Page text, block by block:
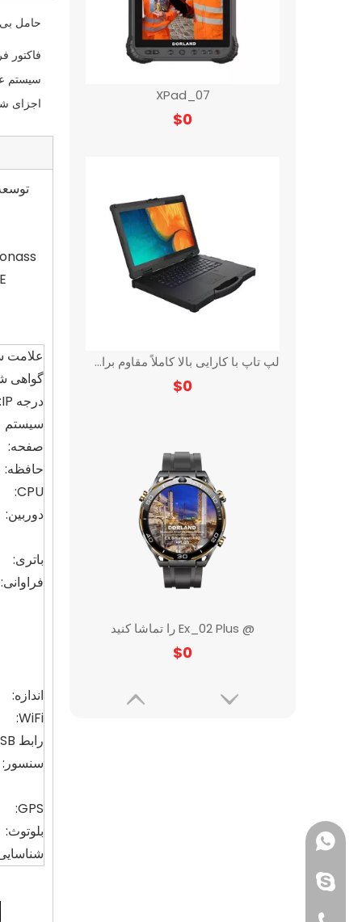
حامل
فاکتور
سیستم
اجزای
علامت
گواهی
درجه IP:
سیستم
صفحه:
حافظه:
CPU:
دوربین:
باتری:
فراوانی:
اندازه:
WiFi:
رابط USB:
سنسور:
GPS:
بلوتوث:
XPad_07
$0
لپ تاپ با کارایی بالا کاملاً مقاوم برای ساخت و ساز
$0
@ Ex_02 Plus را تماشا کنید
$0
+8613910650041
+8613910650041